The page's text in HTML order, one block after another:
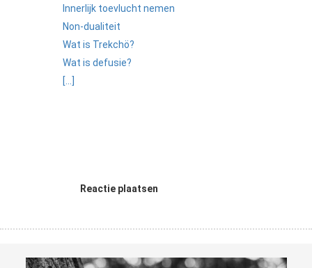
Innerlijk toevlucht nemen
Non-dualiteit
Wat is Trekchö?
Wat is defusie?
[...]
Reactie plaatsen